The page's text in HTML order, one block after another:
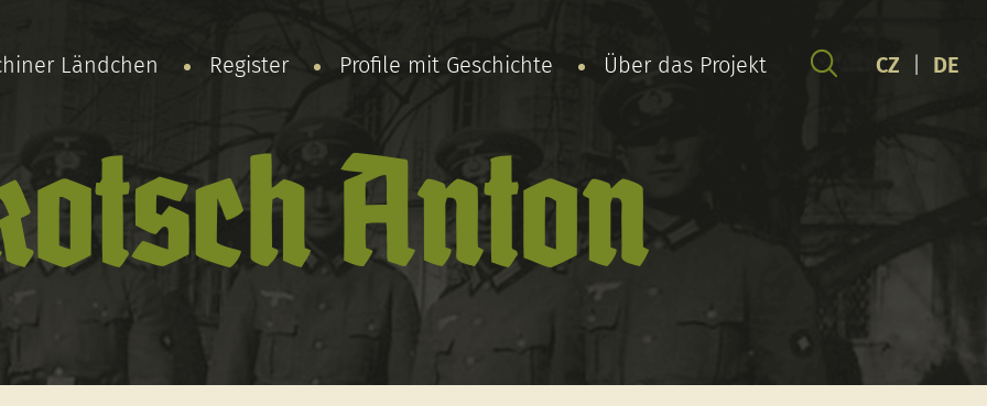
Ländchen Register Profile mit Geschichte Über das Projekt CZ DE
Anton